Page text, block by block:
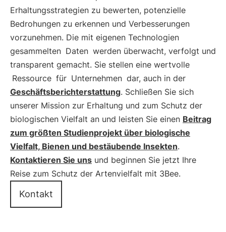
Erhaltungsstrategien zu bewerten, potenzielle
Bedrohungen zu erkennen und Verbesserungen
vorzunehmen. Die mit eigenen Technologien
gesammelten Daten werden überwacht, verfolgt und
transparent gemacht. Sie stellen eine wertvolle
Ressource für Unternehmen dar, auch in der
Geschäftsberichterstattung. Schließen Sie sich
unserer Mission zur Erhaltung und zum Schutz der
biologischen Vielfalt an und leisten Sie einen Beitrag
zum größten Studienprojekt über biologische
Vielfalt, Bienen und bestäubende Insekten.
Kontaktieren Sie uns und beginnen Sie jetzt Ihre
Reise zum Schutz der Artenvielfalt mit 3Bee.
Kontakt